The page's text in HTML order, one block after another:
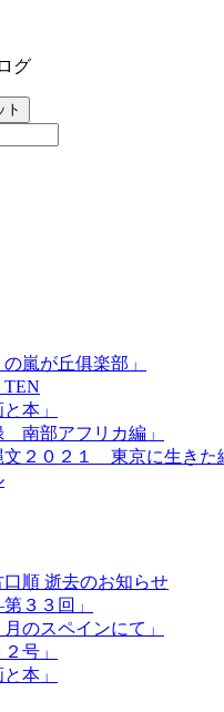
グ
ト
の嵐が丘俱楽部」
本」
南部アフリカ編」
２０２１ 東京に生きた
口順 逝去のお知らせ
３３回」
月のスペインにて」
号」
本」